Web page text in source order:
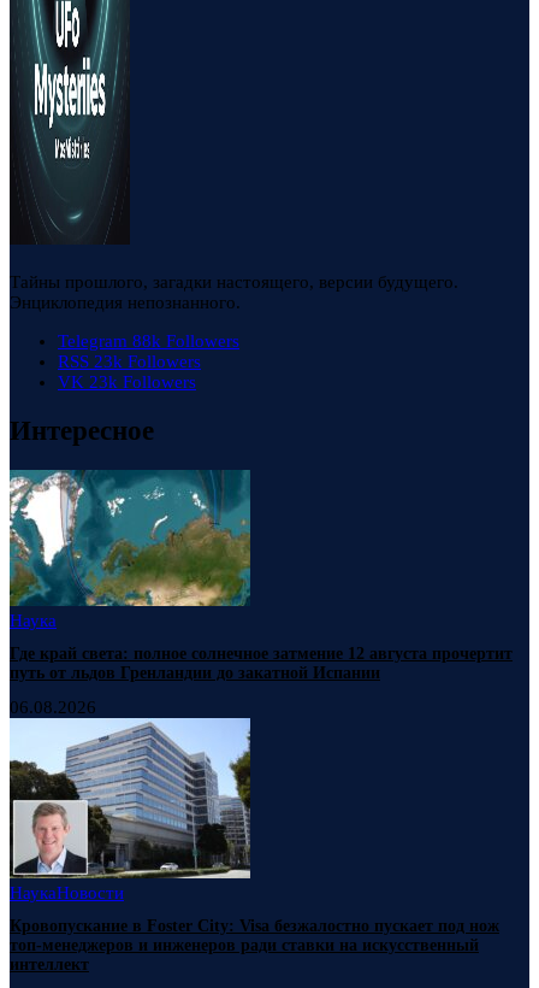
Тайны прошлого, загадки настоящего, версии будущего.
Энциклопедия непознанного.
Telegram 88k Followers
RSS 23k Followers
VK 23k Followers
Интересное
Наука
Где край света: полное солнечное затмение 12 августа прочертит
путь от льдов Гренландии до закатной Испании
06.08.2026
НаукаНовости
Кровопускание в Foster City: Visa безжалостно пускает под нож
топ-менеджеров и инженеров ради ставки на искусственный
интеллект